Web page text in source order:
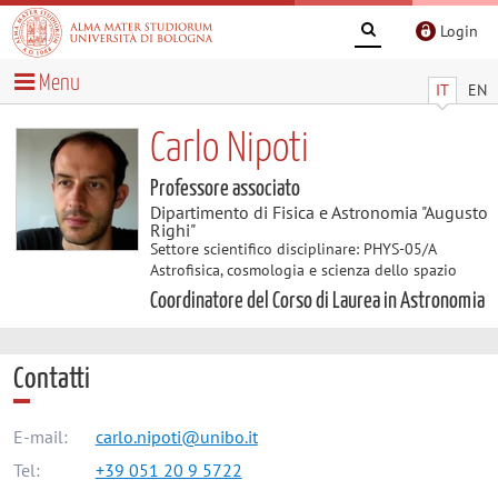
Login
IT EN
Menu
Carlo Nipoti
Professore associato
Dipartimento di Fisica e Astronomia "Augusto
Righi"
Settore scientifico disciplinare: PHYS-05/A
Astrofisica, cosmologia e scienza dello spazio
Coordinatore del Corso di Laurea in Astronomia
Contatti
E-mail:
carlo.nipoti@unibo.it
Tel:
+39 051 20 9 5722